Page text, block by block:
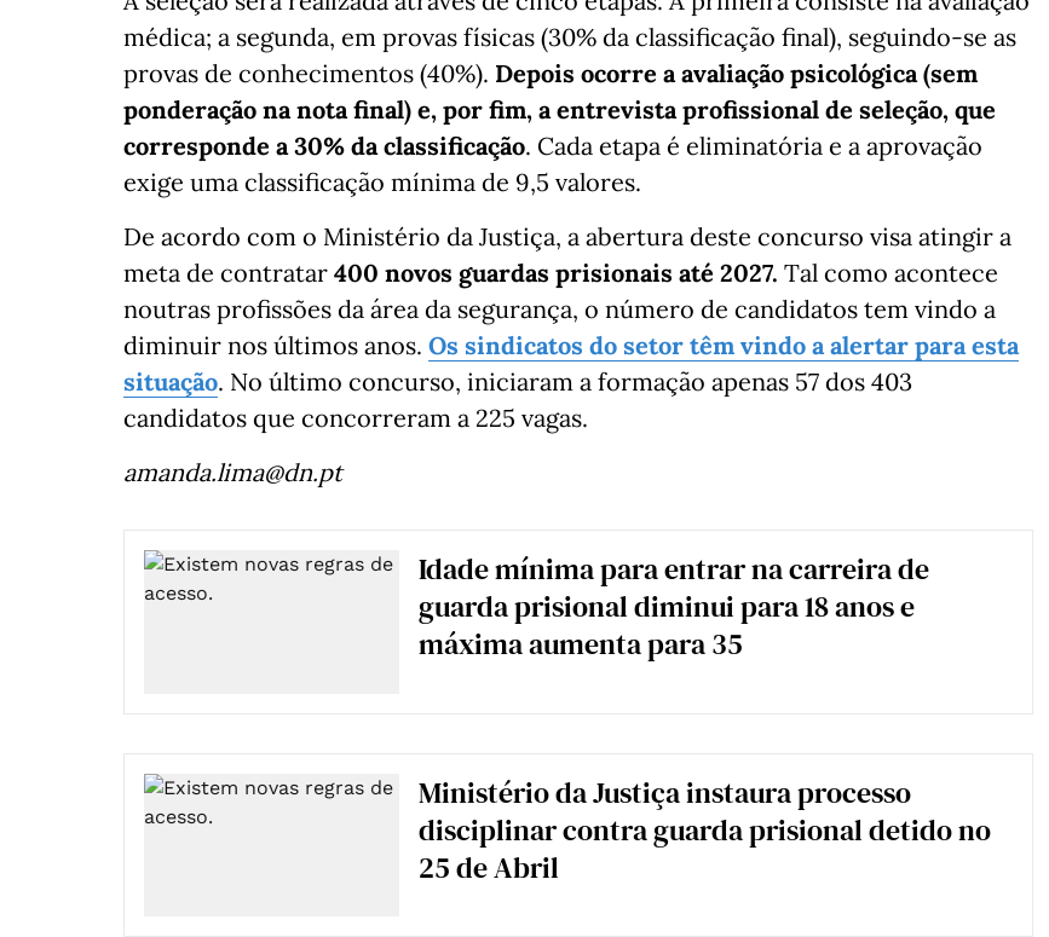
médica; a segunda, em provas físicas (30% da classificação final), seguindo-se as
provas de conhecimentos (40%). Depois ocorre a avaliação psicológica (sem
ponderação na nota final) e, por fim, a entrevista profissional de seleção, que
corresponde a 30% da classificação. Cada etapa é eliminatória e a aprovação
exige uma classificação mínima de 9,5 valores.
De acordo com o Ministério da Justiça, a abertura deste concurso visa atingir a
meta de contratar 400 novos guardas prisionais até 2027. Tal como acontece
noutras profissões da área da segurança, o número de candidatos tem vindo a
diminuir nos últimos anos. Os sindicatos do setor têm vindo a alertar para esta
situação. No último concurso, iniciaram a formação apenas 57 dos 403
candidatos que concorreram a 225 vagas.
amanda.lima@dn.pt
Idade mínima para entrar na carreira de
guarda prisional diminui para 18 anos e
máxima aumenta para 35
Ministério da Justiça instaura processo
disciplinar contra guarda prisional detido no
25 de Abril